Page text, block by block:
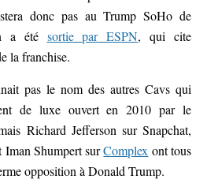
donc pas au Trump SoHo de
a été sortie par ESPN, qui cite
la franchise.
pas le nom des autres Cavs qui
de luxe ouvert en 2010 par le
Richard Jefferson sur Snapchat,
Iman Shumpert surComplex ont tous
opposition à Donald Trump.